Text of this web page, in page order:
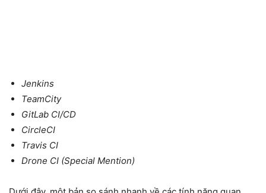
Jenkins
TeamCity
GitLab CI/CD
CircleCI
Travis CI
Drone CI (Special Mention)